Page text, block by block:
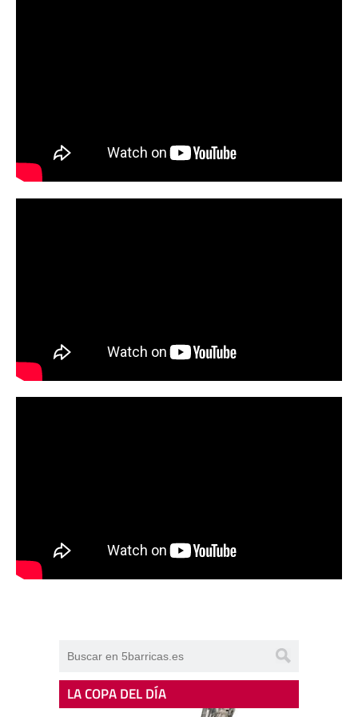
LA COPA DEL DÍA